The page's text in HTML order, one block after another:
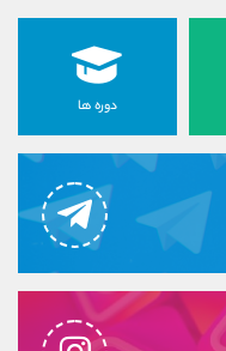
دوره ها